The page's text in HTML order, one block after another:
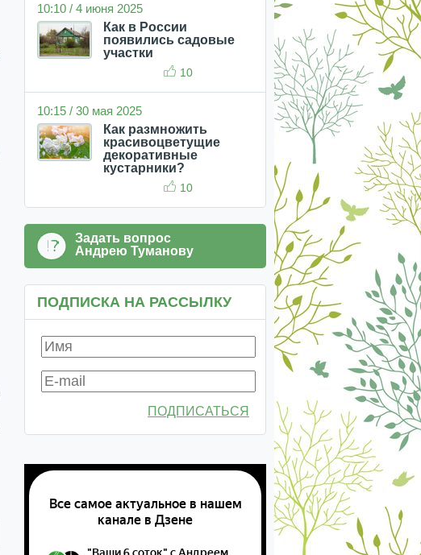
10:10 / 4 июня 2025
Как в России
появились садовые
участки
10
10:15 / 30 мая 2025
Как размножить
красивоцветущие
декоративные
кустарники?
10
Задать вопрос
Андрею Туманову
ПОДПИСКА НА РАССЫЛКУ
ПОДПИСАТЬСЯ